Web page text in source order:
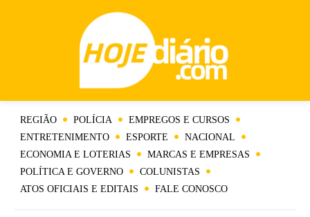
REGIÃO POLÍCIA
EMPREGOS E CURSOS
ENTRETENIMENTO
ESPORTE
NACIONAL
ECONOMIA E LOTERIAS
MARCAS E EMPRESAS
POLÍTICA E GOVERNO
COLUNISTAS
ATOS OFICIAIS E EDITAIS
FALE CONOSCO